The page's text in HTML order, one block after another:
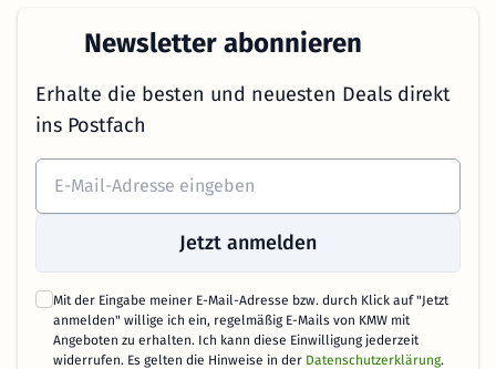
Newsletter abonnieren
Erhalte die besten und neuesten Deals direkt
ins Postfach
Jetzt anmelden
Mit der Eingabe meiner E-Mail-Adresse bzw. durch Klick auf "Jetzt
anmelden" willige ich ein, regelmäßig E-Mails von KMW mit
Angeboten zu erhalten. Ich kann diese Einwilligung jederzeit
widerrufen. Es gelten die Hinweise in der Datenschutzerklärung.